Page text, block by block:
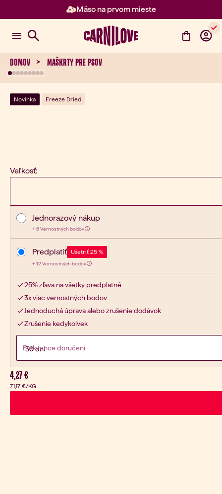
Mäso na prvom mieste
Položka 2 z 3: Mäso na prvom
DOMOV MAŠKRTY PRE PSOV
Novinka Freeze Dried
Veľkosť:
Typ nákupu
Jednorazový nákup
Získaj:
+6
6 Vernostných bodov
Predplatiť Ušetriť 25 %
Získaj:
+12
12 Vernostných bodov
25% zľava na všetky predplatné
3x viac vernostných bodov
Jednoduchá úprava alebo zrušenie dodávok
Zrušenie kedykoľvek
Frekvence doručení
Aktuálna cena:
4,27 €
71,17 €/KG